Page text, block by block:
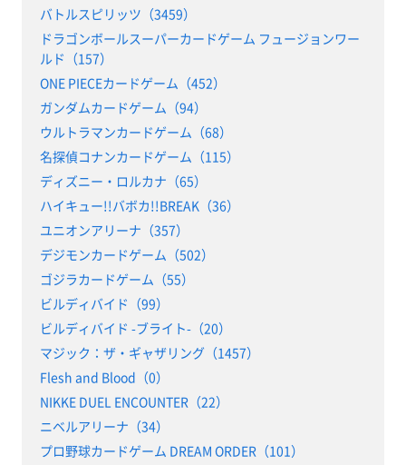
バトルスピリッツ（3459）
ドラゴンボールスーパーカードゲーム フュージョンワー
ルド（157）
ONE PIECEカードゲーム（452）
ガンダムカードゲーム（94）
ウルトラマンカードゲーム（68）
名探偵コナンカードゲーム（115）
ディズニー・ロルカナ（65）
ハイキュー!!バボカ!!BREAK（36）
ユニオンアリーナ（357）
デジモンカードゲーム（502）
ゴジラカードゲーム（55）
ビルディバイド（99）
ビルディバイド -ブライト-（20）
マジック：ザ・ギャザリング（1457）
Flesh and Blood（0）
NIKKE DUEL ENCOUNTER（22）
ニベルアリーナ（34）
プロ野球カードゲーム DREAM ORDER（101）